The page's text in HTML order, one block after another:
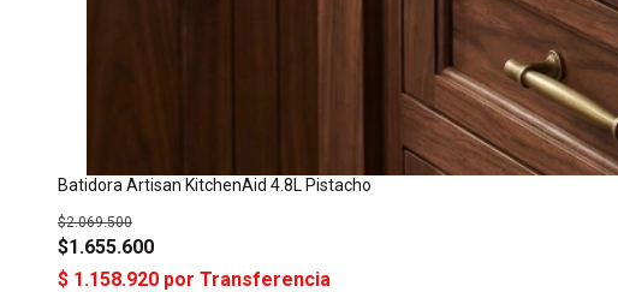
Batidora Artisan KitchenAid 4.8L Pistacho
$1.655.600
$2.069.500